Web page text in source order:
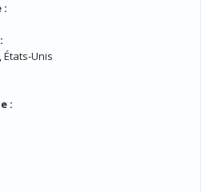
:
États-Unis
: